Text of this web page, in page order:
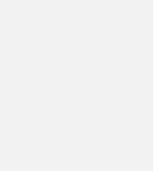
документации.
nanoCAD 26:
инструменты для
внутри САПР-среды.
настроек САПР